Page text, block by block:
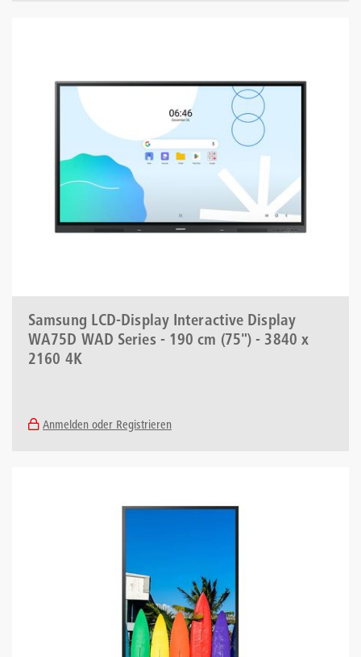
Samsung LCD-Display Interactive Display
WA75D WAD Series - 190 cm (75") - 3840 x
2160 4K
Anmelden oder Registrieren